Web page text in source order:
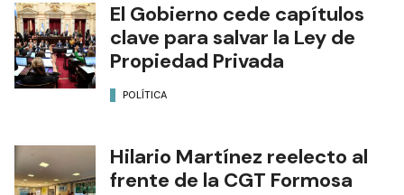
El Gobierno cede capítulos
clave para salvar la Ley de
Propiedad Privada
POLÍTICA
Hilario Martínez reelecto al
frente de la CGT Formosa